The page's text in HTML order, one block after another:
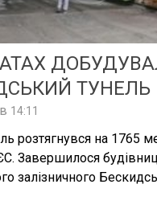
ТУНЕЛЬ
в 14:11
розтягнувся на 1765
Завершилося
залізничного